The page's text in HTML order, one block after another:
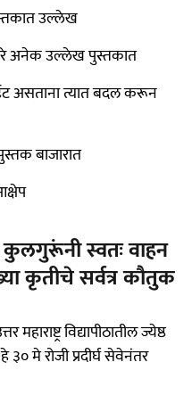
उल्लेख
अनेक उल्लेख पुस्तकात
असताना त्यात बदल करून
बाजारात
स्वतः वाहन
कृतीचे सर्वत्र कौतुक
विद्यापीठातील ज्येष्ठ
मे रोजी प्रदीर्घ सेवेनंतर